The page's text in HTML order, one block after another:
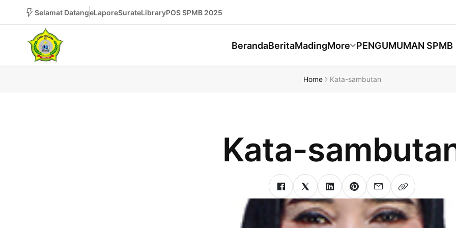
Selamat DatangeLaporeSurateLibraryPOS SPMB 2025
BerandaBeritaMadingMore PENGUMUMAN SPMB
Home Kata-sambutan
Kata-